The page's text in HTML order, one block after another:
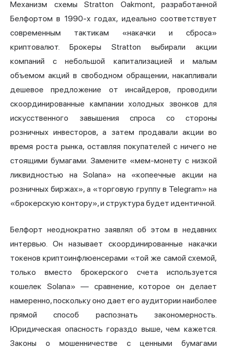
Механизм схемы Stratton Oakmont, разработанной
Белфортом в 1990-х годах, идеально соответствует
современным тактикам «накачки и сброса»
криптовалют. Брокеры Stratton выбирали акции
компаний с небольшой капитализацией и малым
объемом акций в свободном обращении, накапливали
дешевое предложение от инсайдеров, проводили
скоординированные кампании холодных звонков для
искусственного завышения спроса со стороны
розничных инвесторов, а затем продавали акции во
время роста рынка, оставляя покупателей с ничего не
стоящими бумагами. Замените «мем-монету с низкой
ликвидностью на Solana» на «копеечные акции на
розничных биржах», а «торговую группу в Telegram» на
«брокерскую контору», и структура будет идентичной.
Белфорт неоднократно заявлял об этом в недавних
интервью. Он называет скоординированные накачки
токенов криптоинфлюенсерами «той же самой схемой,
только вместо брокерского счета используется
кошелек Solana» — сравнение, которое он делает
намеренно, поскольку оно дает его аудитории наиболее
прямой способ распознать закономерность.
Юридическая опасность гораздо выше, чем кажется.
Законы о мошенничестве с ценными бумагами